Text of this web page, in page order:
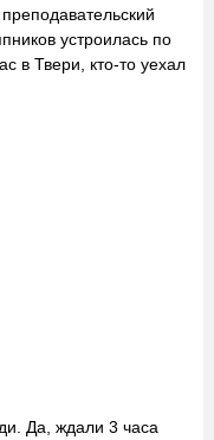
устроилась по
в Твери, кто-то уехал
Да, ждали 3 часа